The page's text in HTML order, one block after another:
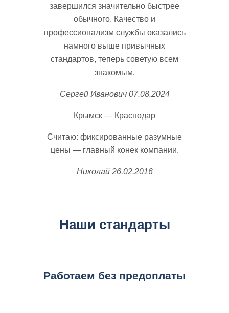
завершился значительно быстрее
обычного. Качество и
профессионализм службы оказались
намного выше привычных
стандартов, теперь советую всем
знакомым.
Сергей Иванович 07.08.2024
Крымск — Краснодар
Считаю: фиксированные разумные
цены — главный конек компании.
Николай 26.02.2016
Наши стандарты
Работаем без предоплаты